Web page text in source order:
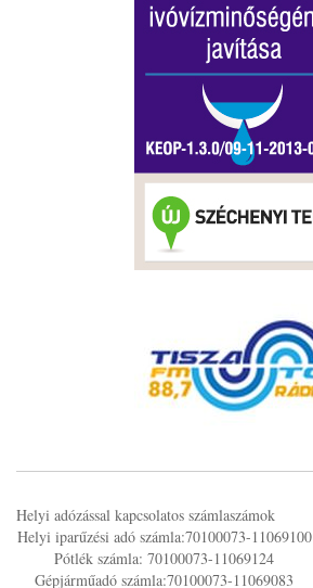
Helyi adózással kapcsolatos számlaszámok
Helyi iparűzési adó számla:70100073-11069100
Pótlék számla: 70100073-11069124
Gépjárműadó számla:70100073-11069083